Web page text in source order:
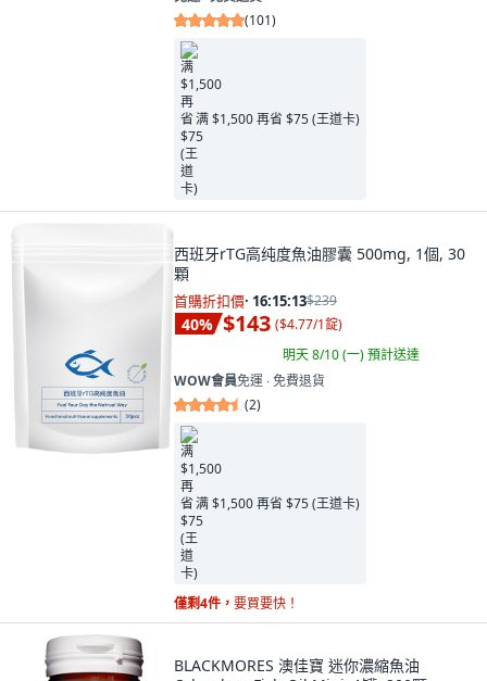
(101)
满 $1,500 再省 $75 (王道卡)
西班牙rTG高纯度魚油膠囊 500mg, 1個, 30
顆
首購折扣價· 16:15:11$239
40% $143 ($4.77/1錠)
明天 8/10 (一)預計送達
WOW會員免運 ∙ 免費退貨
(2)
满 $1,500 再省 $75 (王道卡)
僅剩4件， 要買要快！
BLACKMORES 澳佳寶 迷你濃縮魚油